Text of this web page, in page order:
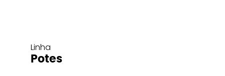
Linha
Potes